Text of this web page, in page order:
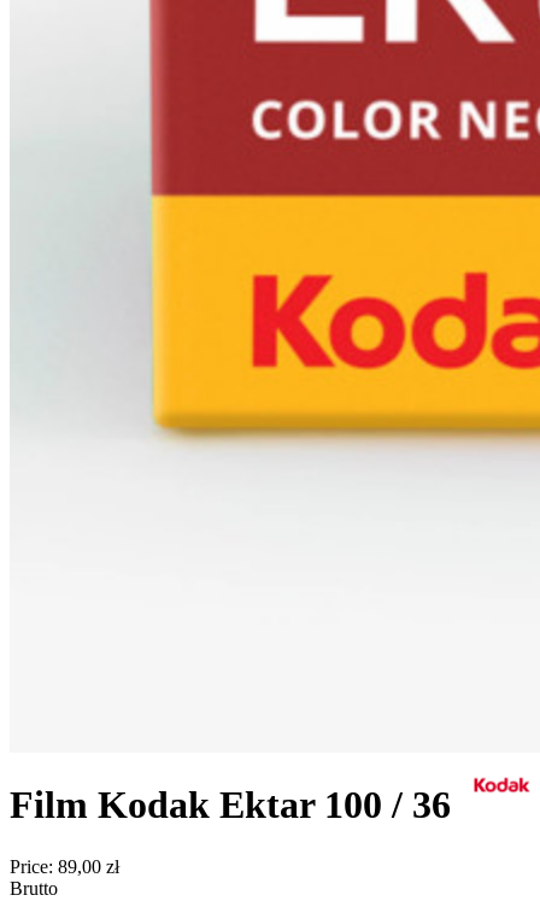
Film Kodak Ektar 100 / 36
Price: 89,00 zł
Brutto